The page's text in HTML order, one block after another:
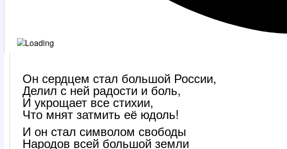
Он сердцем стал большой России,
Делил с ней радости и боль,
И укрощает все стихии,
Что мнят затмить её юдоль!
И он стал символом свободы
Народов всей большой земли